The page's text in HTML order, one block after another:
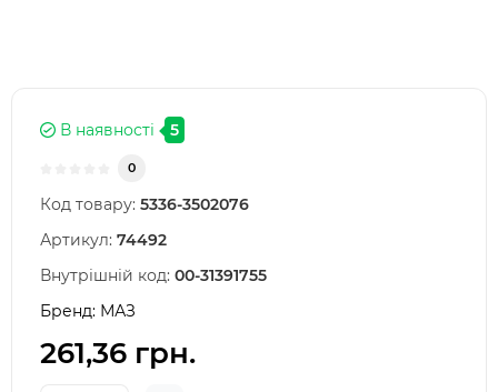
В наявності 5
0
Код товару: 5336-3502076
Артикул: 74492
Внутрішній код: 00-31391755
Бренд: МАЗ
261,36 грн.